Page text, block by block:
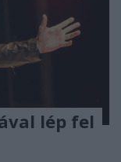
lép fel